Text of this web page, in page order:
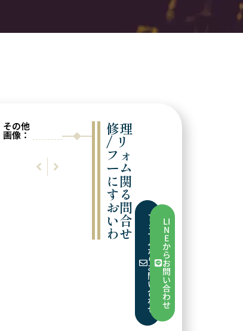
その他
画像：
前の実例
サイズ直し
次の実例
歪み直し
修理
/ リ
フォ
ーム
に関
する
お問
い合
わせ
フ
ォ
ー
ム
か
ら
お
問
い
合
わ
せ
LI
N
E
か
ら
お
問
い
合
わ
せ